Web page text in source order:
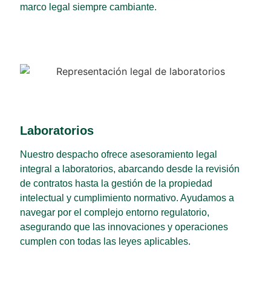
marco legal siempre cambiante.
Laboratorios
Nuestro despacho ofrece asesoramiento legal
integral a laboratorios, abarcando desde la revisión
de contratos hasta la gestión de la propiedad
intelectual y cumplimiento normativo. Ayudamos a
navegar por el complejo entorno regulatorio,
asegurando que las innovaciones y operaciones
cumplen con todas las leyes aplicables.